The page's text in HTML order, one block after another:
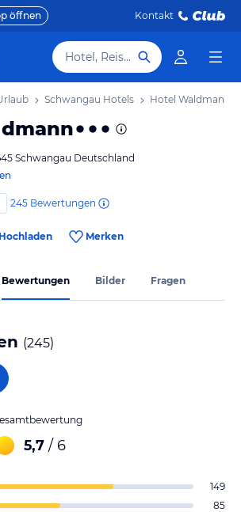
öffnen Kontakt
Hotel, Reiseziel
Schwangau Hotels Hotel Waldmann
Schwangau Deutschland
245 Bewertungen
Hochladen Merken
Bewertungen Bilder Fragen
(245)
5,7 / 6
149
85